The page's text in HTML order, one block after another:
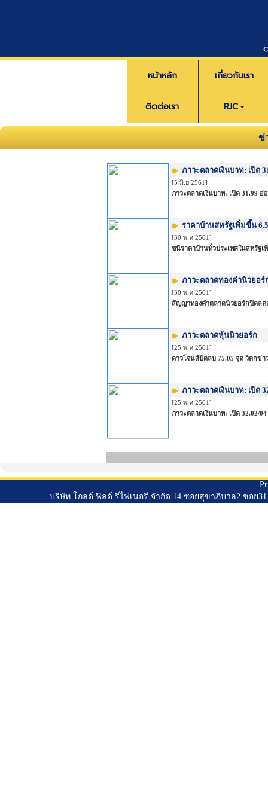
หน้าหลัก เกี่ยวกับเรา
ติดต่อเรา RJC
ข่
ภาวะตลาดเงินบาท: เปิด
[5 มิ.ย 2561]
ภาวะตลาดเงินบาท: เปิด 31.99
ราคาบ้านสหรัฐเพิ่มขึ้น
[30 พ.ค 2561]
ชนีราคาบ้านทั่วประเทศในสหรัฐ
ภาวะตลาดทองคำนิวยอร์
[30 พ.ค 2561]
สัญญาทองคำตลาดนิวยอร์กปิดลด
ภาวะตลาดหุ้นนิวยอร์ก
[25 พ.ค 2561]
ดาวโจนส์ปิดลบ 75.05 จุด วิตกข่
ภาวะตลาดเงินบาท: เปิด
[25 พ.ค 2561]
ภาวะตลาดเงินบาท: เปิด 32.02/
บริษัท โกลด์ ฟิลด์ รีไฟเนอรี จำกัด 14 ซอยสุขาภิบาล2 ซอย31